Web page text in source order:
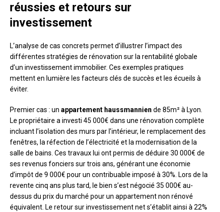
réussies et retours sur
investissement
L’analyse de cas concrets permet d’illustrer l’impact des
différentes stratégies de rénovation sur la rentabilité globale
d’un investissement immobilier. Ces exemples pratiques
mettent en lumière les facteurs clés de succès et les écueils à
éviter.
Premier cas : un appartement haussmannien de 85m² à Lyon.
Le propriétaire a investi 45 000€ dans une rénovation complète
incluant l’isolation des murs par l’intérieur, le remplacement des
fenêtres, la réfection de l’électricité et la modernisation de la
salle de bains. Ces travaux lui ont permis de déduire 30 000€ de
ses revenus fonciers sur trois ans, générant une économie
d’impôt de 9 000€ pour un contribuable imposé à 30%. Lors de la
revente cinq ans plus tard, le bien s’est négocié 35 000€ au-
dessus du prix du marché pour un appartement non rénové
équivalent. Le retour sur investissement net s’établit ainsi à 22%